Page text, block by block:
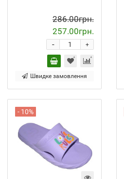
286.00грн.
257.00грн.
+
-
Швидке замовлення
- 10%